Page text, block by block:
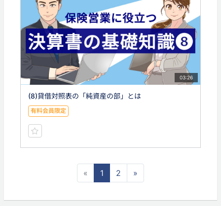
03:26
(8)貸借対照表の「純資産の部」とは
有料会員限定
« 1 2 »